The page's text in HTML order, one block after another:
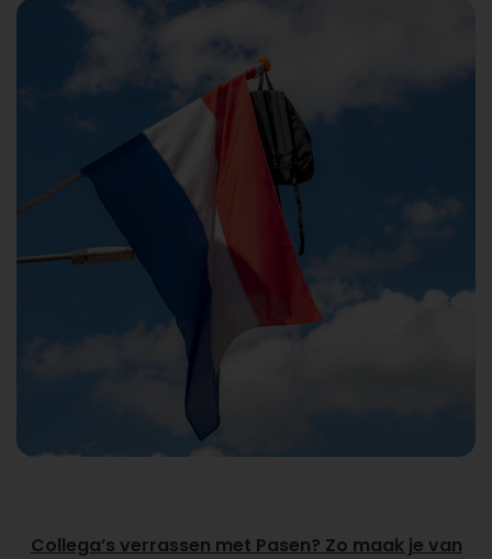
Collega’s verrassen met Pasen? Zo maak je van